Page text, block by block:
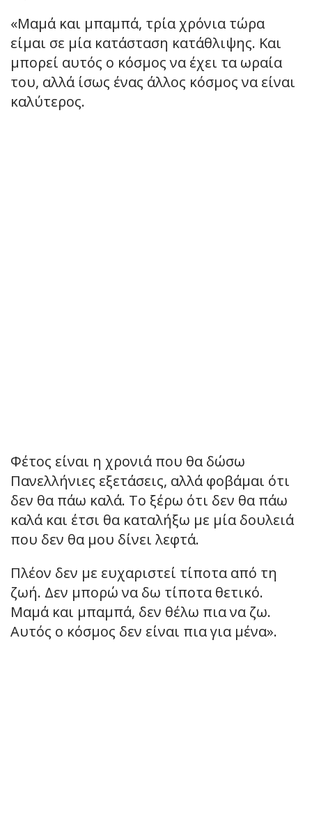
«Μαμά και μπαμπά, τρία χρόνια τώρα
είμαι σε μία κατάσταση κατάθλιψης. Και
μπορεί αυτός ο κόσμος να έχει τα ωραία
του, αλλά ίσως ένας άλλος κόσμος να είναι
καλύτερος.
Φέτος είναι η χρονιά που θα δώσω
Πανελλήνιες εξετάσεις, αλλά φοβάμαι ότι
δεν θα πάω καλά. Το ξέρω ότι δεν θα πάω
καλά και έτσι θα καταλήξω με μία δουλειά
που δεν θα μου δίνει λεφτά.
Πλέον δεν με ευχαριστεί τίποτα από τη
ζωή. Δεν μπορώ να δω τίποτα θετικό.
Μαμά και μπαμπά, δεν θέλω πια να ζω.
Αυτός ο κόσμος δεν είναι πια για μένα».